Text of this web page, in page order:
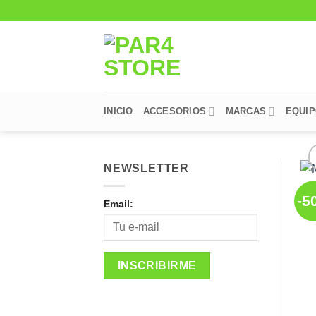
INICIO ACCESORIOS MARCAS
NEWSLETTER
Email: -